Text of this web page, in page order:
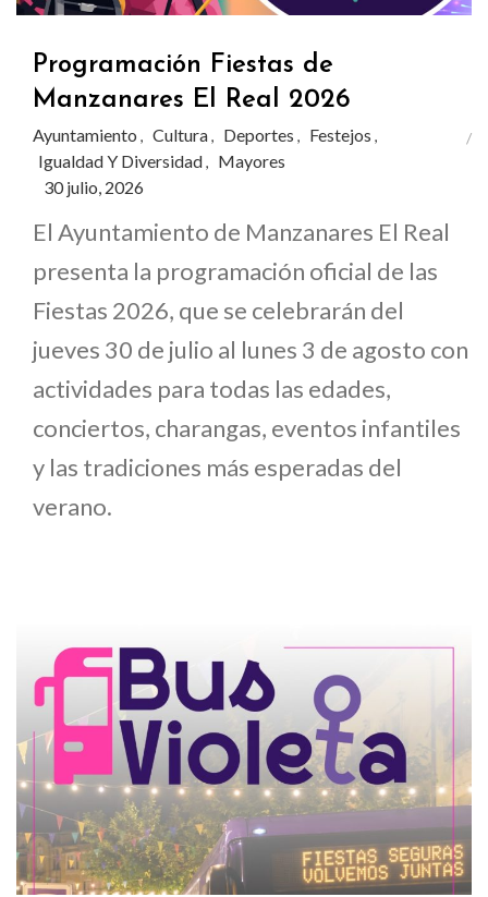
Programación Fiestas de
Manzanares El Real 2026
Ayuntamiento , Cultura, Deportes , Festejos ,
Igualdad Y Diversidad, Mayores
30 julio, 2026
El Ayuntamiento de Manzanares El Real
presenta la programación oficial de las
Fiestas 2026, que se celebrarán del
jueves 30 de julio al lunes 3 de agosto con
actividades para todas las edades,
conciertos, charangas, eventos infantiles
y las tradiciones más esperadas del
verano.